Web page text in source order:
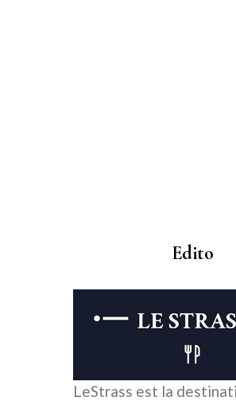
Edito
LeStrass est la